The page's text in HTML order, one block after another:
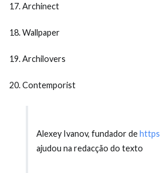
Archinect
Wallpaper
Archilovers
Contemporist
Alexey Ivanov, fundador de
ajudou na redacção do texto